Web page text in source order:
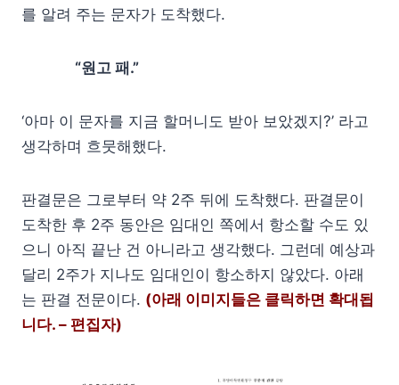
를 알려 주는 문자가 도착했다.
“원고 패.”
‘아마 이 문자를 지금 할머니도 받아 보았겠지?’ 라고
생각하며 흐뭇해했다.
판결문은 그로부터 약 2주 뒤에 도착했다. 판결문이
도착한 후 2주 동안은 임대인 쪽에서 항소할 수도 있
으니 아직 끝난 건 아니라고 생각했다. 그런데 예상과
달리 2주가 지나도 임대인이 항소하지 않았다. 아래
는 판결 전문이다. (아래 이미지들은 클릭하면 확대됩
니다. – 편집자)